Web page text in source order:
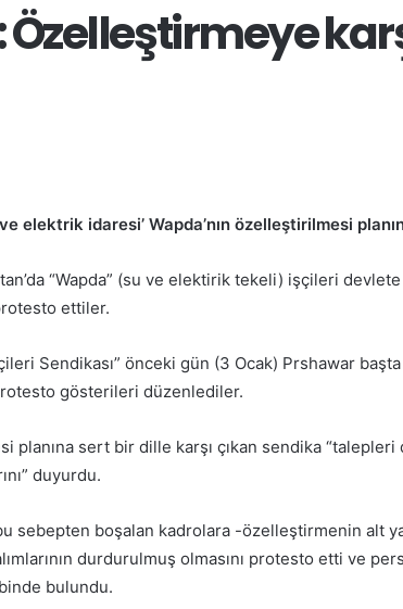
elektrik idaresi’ Wapda’nın özelleştirilmesi
“Wapda” (su ve elektirik tekeli) işçileri
ettiler.
Sendikası” önceki gün (3 Ocak) Prshawar
gösterileri düzenlediler.
planına sert bir dille karşı çıkan sendika “talepleri
duyurdu.
sebepten boşalan kadrolara -özelleştirmenin alt
durdurulmuş olmasını protesto etti ve
bulundu.